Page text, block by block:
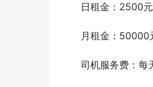
日租金：2500元
月租金：50000
司机服务费：每